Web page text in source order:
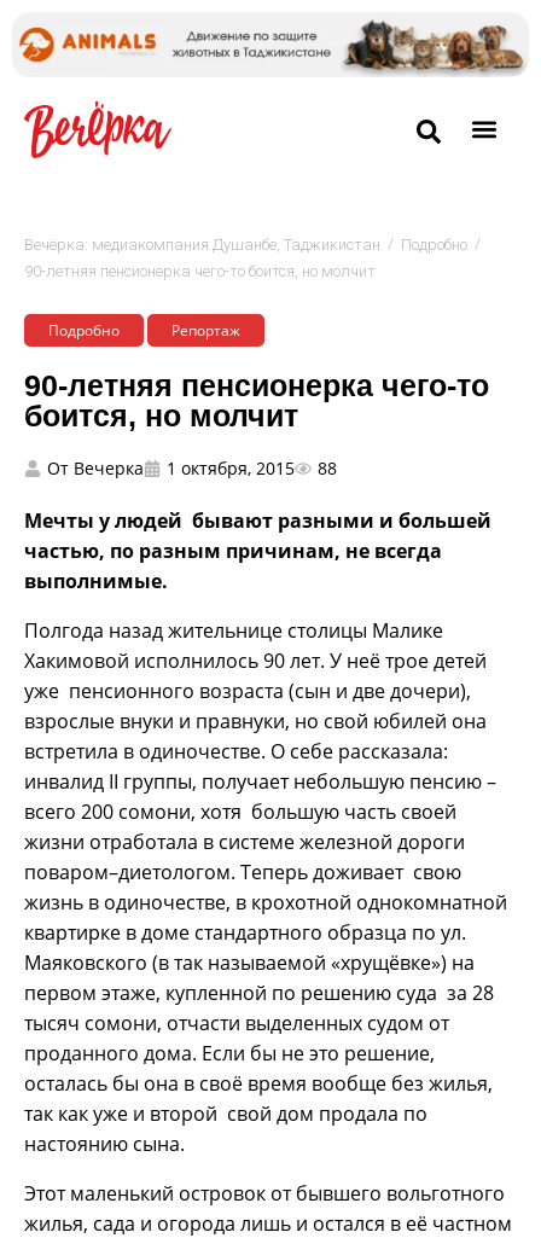
Вечёрка: медиакомпания Душанбе, Таджикистан / Подробно /
90-летняя пенсионерка чего-то боится, но молчит
Подробно Репортаж
90-летняя пенсионерка чего-то
боится, но молчит
От Вечерка 1 октября, 2015 88
Мечты у людей бывают разными и большей
частью, по разным причинам, не всегда
выполнимые.
Полгода назад жительнице столицы Малике
Хакимовой исполнилось 90 лет. У неё трое детей
уже пенсионного возраста (сын и две дочери),
взрослые внуки и правнуки, но свой юбилей она
встретила в одиночестве. О себе рассказала:
инвалид II группы, получает небольшую пенсию –
всего 200 сомони, хотя большую часть своей
жизни отработала в системе железной дороги
поваром–диетологом. Теперь доживает свою
жизнь в одиночестве, в крохотной однокомнатной
квартирке в доме стандартного образца по ул.
Маяковского (в так называемой «хрущёвке») на
первом этаже, купленной по решению суда за 28
тысяч сомони, отчасти выделенных судом от
проданного дома. Если бы не это решение,
осталась бы она в своё время вообще без жилья,
так как уже и второй свой дом продала по
настоянию сына.
Этот маленький островок от бывшего вольготного
жилья, сада и огорода лишь и остался в её частном